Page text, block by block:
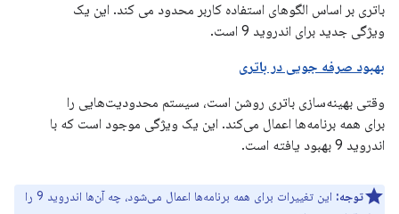
باتری بر اساس الگوهای استفاده کاربر محدود می کند. این یک
ویژگی جدید برای اندروید 9 است.
بهبود صرفه جویی در باتری
وقتی بهینه‌سازی باتری روشن است، سیستم محدودیت‌هایی را
برای همه برنامه‌ها اعمال می‌کند. این یک ویژگی موجود است که با
اندروید 9 بهبود یافته است.
توجه:
این تغییرات برای همه برنامه‌ها اعمال می‌شود، چه آن‌ها اندروید 9 را